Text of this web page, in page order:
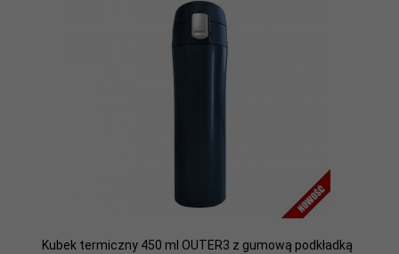
Kubek termiczny 450 ml OUTER3 z gumową podkładką